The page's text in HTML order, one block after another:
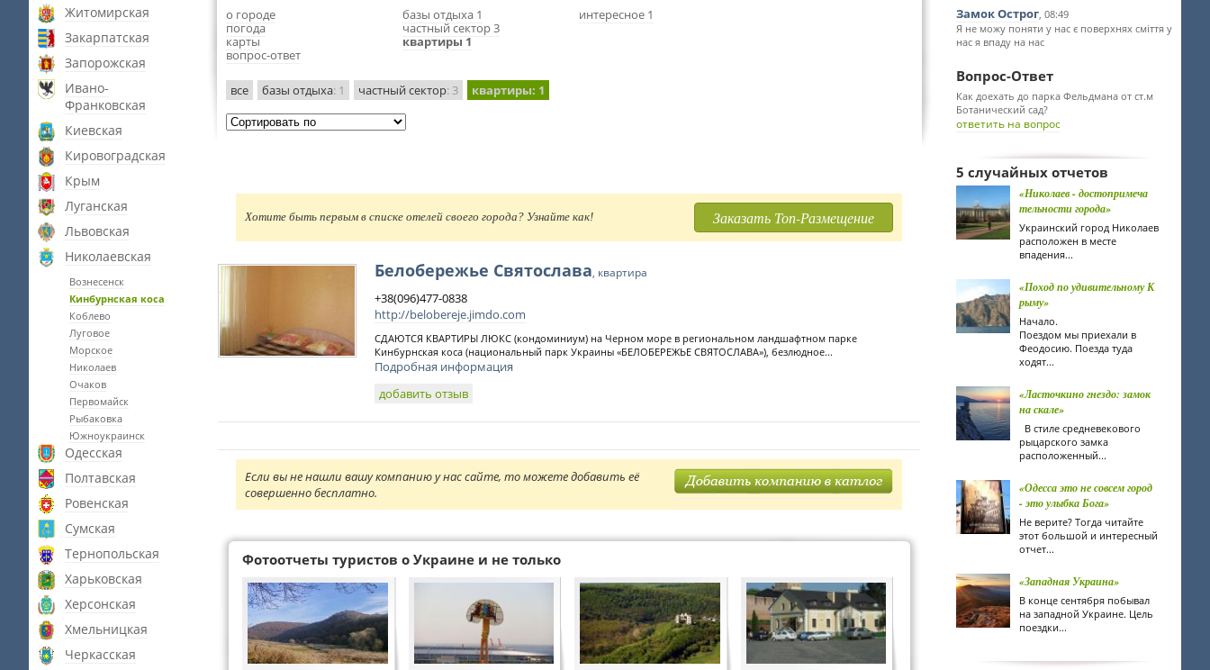
Житомирская
Закарпатская
Запорожская
Ивано-
Франковская
Киевская
Кировоградская
Крым
Луганская
Львовская
Николаевская
Вознесенск
Кинбурнская коса
Коблево
Луговое
Морское
Николаев
Очаков
Первомайск
Рыбаковка
Южноукраинск
Одесская
Полтавская
Ровенская
Сумская
Тернопольская
Харьковская
Херсонская
Хмельницкая
Черкасская
о городе
погода
карты
вопрос-ответ
базы отдыха 1
частный сектор 3
квартиры 1
интересное 1
все базы отдыха: 1 частный сектор: 3 квартиры: 1
Хотите быть первым в списке отелей своего города? Узнайте как! Заказать Топ-Размещение
Белобережье Святослава, квартира
+38(096)477-0838
http://belobereje.jimdo.com
СДАЮТСЯ КВАРТИРЫ ЛЮКС (кондоминиум) на Черном море в региональном ландшафтном парке
Кинбурнская коса (национальный парк Украины «БЕЛОБЕРЕЖЬЕ СВЯТОСЛАВА»), безлюдное...
Подробная информация
добавить отзыв
Если вы не нашли вашу компанию у нас сайте, то можете добавить её
совершенно бесплатно.
Фотоотчеты туристов о Украине и не только
Замок Острог, 08:49
Я не можу поняти у нас є поверхнях сміття у
нас я впаду на нас
Вопрос-Ответ
Как доехать до парка Фельдмана от ст.м
Ботанический сад?
ответить на вопрос
5 случайных отчетов
«Николаев - достопримеча
тельности города»
Украинский город Николаев
расположен в месте
впадения...
«Поход по удивительному К
рыму»
Начало.
Поездом мы приехали в
Феодосию. Поезда туда
ходят...
«Ласточкино гнездо: замок
на скале»
В стиле средневекового
рыцарского замка
расположенный...
«Одесса это не совсем город
- это улыбка Бога»
Не верите? Тогда читайте
этот большой и интересный
отчет...
«Западная Украина»
В конце сентября побывал
на западной Украине. Цель
поездки...